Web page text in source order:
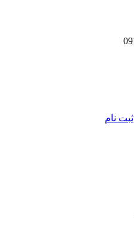
ثبت نام